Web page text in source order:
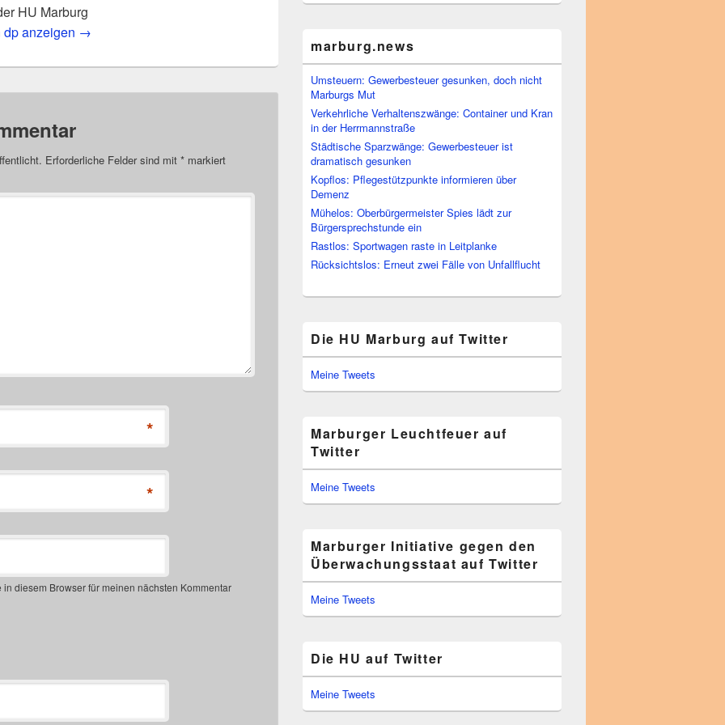
HU Marburg
anzeigen →
Erforderliche Felder sind mit * markiert
*
*
diesem Browser für meinen nächsten Kommentar
marburg.news
Umsteuern: Gewerbesteuer gesunken, doch nicht
Marburgs Mut
Verkehrliche Verhaltenszwänge: Container und Kran
in der Herrmannstraße
Städtische Sparzwänge: Gewerbesteuer ist
dramatisch gesunken
Kopflos: Pflegestützpunkte informieren über
Demenz
Mühelos: Oberbürgermeister Spies lädt zur
Bürgersprechstunde ein
Rastlos: Sportwagen raste in Leitplanke
Rücksichtslos: Erneut zwei Fälle von Unfallflucht
Die HU Marburg auf Twitter
Meine Tweets
Marburger Leuchtfeuer auf
Twitter
Meine Tweets
Marburger Initiative gegen den
Überwachungsstaat auf Twitter
Meine Tweets
Die HU auf Twitter
Meine Tweets